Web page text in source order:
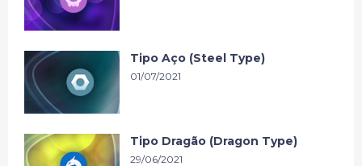
Tipo Aço (Steel Type)
01/07/2021
Tipo Dragão (Dragon Type)
29/06/2021